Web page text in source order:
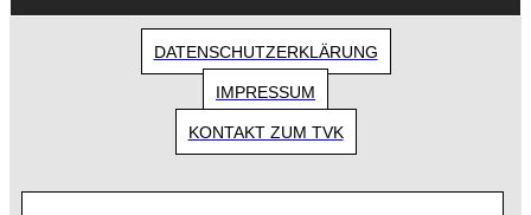
DATENSCHUTZERKLÄRUNG
IMPRESSUM
KONTAKT ZUM TVK